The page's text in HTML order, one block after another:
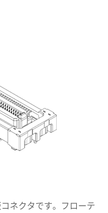
ネクタです。フローテ